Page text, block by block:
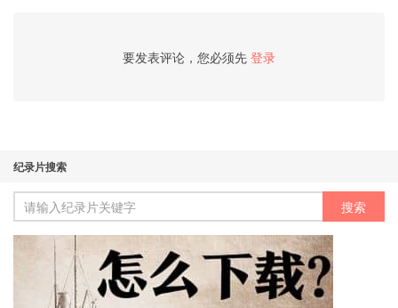
要发表评论，您必须先 登录
纪录片搜索